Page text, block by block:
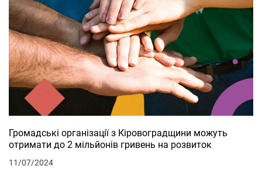
Громадські організації з Кіровоградщини можуть
отримати до 2 мільйонів гривень на розвиток
11/07/2024